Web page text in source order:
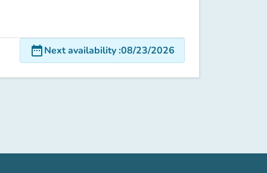
date_rangeNext availability:08/23/2026